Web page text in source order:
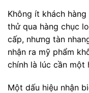
Không ít khách
thử qua hàng chục
cấp, nhưng tàn
nhận ra mỹ phẩm
chính là lúc cần một
Một dấu hiệu nhận